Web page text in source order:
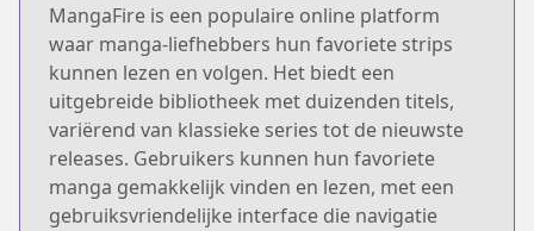
MangaFire is een populaire online platform
waar manga-liefhebbers hun favoriete strips
kunnen lezen en volgen. Het biedt een
uitgebreide bibliotheek met duizenden titels,
variërend van klassieke series tot de nieuwste
releases. Gebruikers kunnen hun favoriete
manga gemakkelijk vinden en lezen, met een
gebruiksvriendelijke interface die navigatie